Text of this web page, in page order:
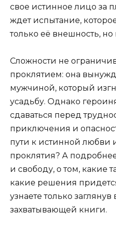
свое истинное лицо за
ждет испытание,
только её внешность,
Сложности не
проклятием: она
мужчиной, который
усадьбу. Однако
сдаваться перед
приключения и
пути к истинной любви
проклятия? А
и свободу, о том, какие
какие решения
узнаете только
захватывающей книги.